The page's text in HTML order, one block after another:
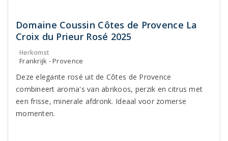
Domaine Coussin Côtes de Provence La
Croix du Prieur Rosé 2025
Herkomst
Frankrijk - Provence
Deze elegante rosé uit de Côtes de Provence
combineert aroma's van abrikoos, perzik en citrus met
een frisse, minerale afdronk. Ideaal voor zomerse
momenten.